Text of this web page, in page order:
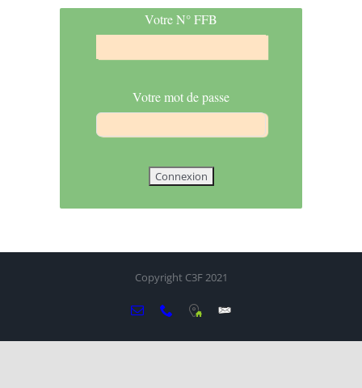
Votre N° FFB
Votre mot de passe
Copyright C3F 2021
Email Téléphone
Local BP